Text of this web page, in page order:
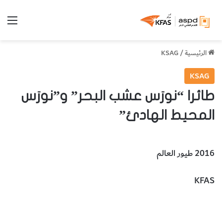
الرئيسية/
KSAG
KSAG
طائرا “نورَس عشب البحر” و”نورَس
المحيط الهادئ”
2016 طيور العالم
KFAS